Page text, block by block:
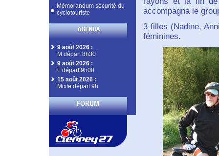
Mémorandum sécurité du
cyclotouriste
9 août 2026 :
M départ 8h30
9 août 2026 :
F départ 9h00
15 août 2026 :
Mixte départ 9h
accompagna le
3 filles (Nadine,
féminines.